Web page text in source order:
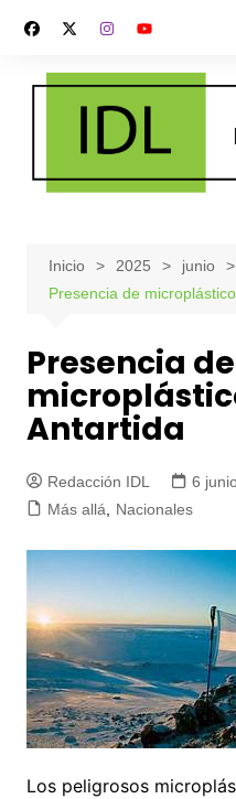
contenido
Inicio 2025 junio
Presencia de
Presencia de
Antartida
Redacción IDL
6
Más allá, Nacionales
Los peligrosos